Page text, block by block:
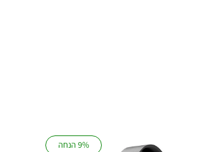
9% הנחה